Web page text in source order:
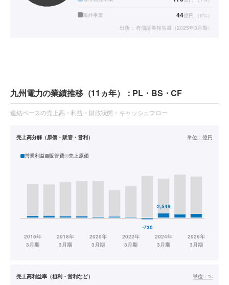
海外事業 44億円 （0%）
出所： 有価証券報告書（2025年3月期）
九州電力の業績推移（11ヵ年）：PL・BS・CF
連結ベースの売上高・利益・財政状態・キャッシュフロー
売上高分解（原価・販管・営利） 単位： 億円
営業利益 販管費 売上原価
売上高利益率（粗利・営利など） 単位： %